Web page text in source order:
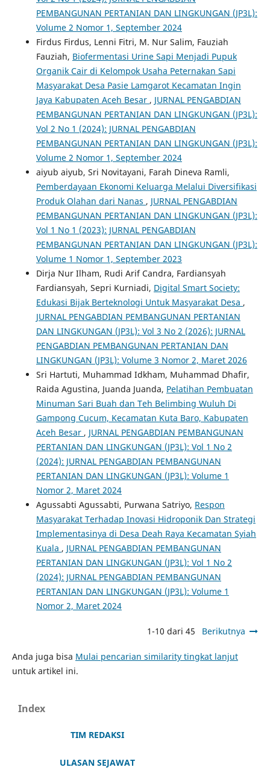
PEMBANGUNAN PERTANIAN DAN LINGKUNGAN (JP3L):
Volume 2 Nomor 1, September 2024
Firdus Firdus, Lenni Fitri, M. Nur Salim, Fauziah
Fauziah, Biofermentasi Urine Sapi Menjadi Pupuk
Organik Cair di Kelompok Usaha Peternakan Sapi
Masyarakat Desa Pasie Lamgarot Kecamatan Ingin
Jaya Kabupaten Aceh Besar , JURNAL PENGABDIAN
PEMBANGUNAN PERTANIAN DAN LINGKUNGAN (JP3L):
Vol 2 No 1 (2024): JURNAL PENGABDIAN
PEMBANGUNAN PERTANIAN DAN LINGKUNGAN (JP3L):
Volume 2 Nomor 1, September 2024
aiyub aiyub, Sri Novitayani, Farah Dineva Ramli,
Pemberdayaan Ekonomi Keluarga Melalui Diversifikasi
Produk Olahan dari Nanas , JURNAL PENGABDIAN
PEMBANGUNAN PERTANIAN DAN LINGKUNGAN (JP3L):
Vol 1 No 1 (2023): JURNAL PENGABDIAN
PEMBANGUNAN PERTANIAN DAN LINGKUNGAN (JP3L):
Volume 1 Nomor 1, September 2023
Dirja Nur Ilham, Rudi Arif Candra, Fardiansyah
Fardiansyah, Sepri Kurniadi, Digital Smart Society:
Edukasi Bijak Berteknologi Untuk Masyarakat Desa ,
JURNAL PENGABDIAN PEMBANGUNAN PERTANIAN
DAN LINGKUNGAN (JP3L): Vol 3 No 2 (2026): JURNAL
PENGABDIAN PEMBANGUNAN PERTANIAN DAN
LINGKUNGAN (JP3L): Volume 3 Nomor 2, Maret 2026
Sri Hartuti, Muhammad Idkham, Muhammad Dhafir,
Raida Agustina, Juanda Juanda, Pelatihan Pembuatan
Minuman Sari Buah dan Teh Belimbing Wuluh Di
Gampong Cucum, Kecamatan Kuta Baro, Kabupaten
Aceh Besar , JURNAL PENGABDIAN PEMBANGUNAN
PERTANIAN DAN LINGKUNGAN (JP3L): Vol 1 No 2
(2024): JURNAL PENGABDIAN PEMBANGUNAN
PERTANIAN DAN LINGKUNGAN (JP3L): Volume 1
Nomor 2, Maret 2024
Agussabti Agussabti, Purwana Satriyo, Respon
Masyarakat Terhadap Inovasi Hidroponik Dan Strategi
Implementasinya di Desa Deah Raya Kecamatan Syiah
Kuala , JURNAL PENGABDIAN PEMBANGUNAN
PERTANIAN DAN LINGKUNGAN (JP3L): Vol 1 No 2
(2024): JURNAL PENGABDIAN PEMBANGUNAN
PERTANIAN DAN LINGKUNGAN (JP3L): Volume 1
Nomor 2, Maret 2024
1-10 dari 45 Berikutnya
Anda juga bisa Mulai pencarian similarity tingkat lanjut
untuk artikel ini.
Index
TIM REDAKSI
ULASAN SEJAWAT